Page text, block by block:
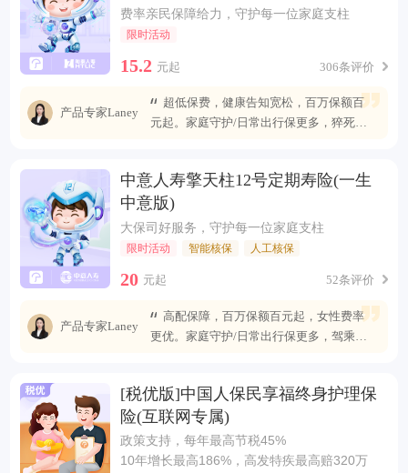
费率亲民保障给力，守护每一位家庭支柱
限时活动
15.2 元起 306条评价
产品专家Laney
超低保费，健康告知宽松，百万保额百
元起。家庭守护/日常出行保更多，猝死可
中意人寿擎天柱12号定期寿险(一生
中意版)
大保司好服务，守护每一位家庭支柱
限时活动 智能核保 人工核保
20 元起 52条评价
产品专家Laney
高配保障，百万保额百元起，女性费率
更优。家庭守护/日常出行保更多，驾乘自
[税优版]中国人保民享福终身护理保
险(互联网专属)
政策支持，每年最高节税45%
10年增长最高186%，高发特疾最高赔320万